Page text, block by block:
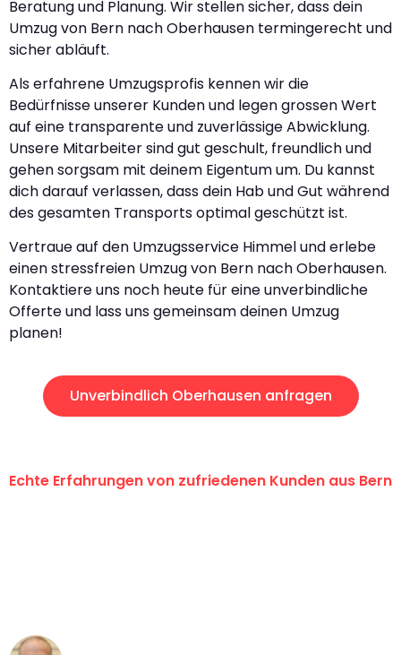
Beratung und Planung. Wir stellen sicher, dass dein
Umzug von Bern nach Oberhausen termingerecht und
sicher abläuft.
Als erfahrene Umzugsprofis kennen wir die
Bedürfnisse unserer Kunden und legen grossen Wert
auf eine transparente und zuverlässige Abwicklung.
Unsere Mitarbeiter sind gut geschult, freundlich und
gehen sorgsam mit deinem Eigentum um. Du kannst
dich darauf verlassen, dass dein Hab und Gut während
des gesamten Transports optimal geschützt ist.
Vertraue auf den Umzugsservice Himmel und erlebe
einen stressfreien Umzug von Bern nach Oberhausen.
Kontaktiere uns noch heute für eine unverbindliche
Offerte und lass uns gemeinsam deinen Umzug
planen!
Unverbindlich Oberhausen anfragen
Echte Erfahrungen von zufriedenen Kunden aus Bern